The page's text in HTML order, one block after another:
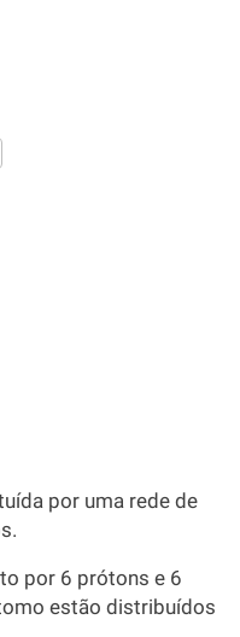
por uma rede de
por 6 prótons e 6
estão distribuídos